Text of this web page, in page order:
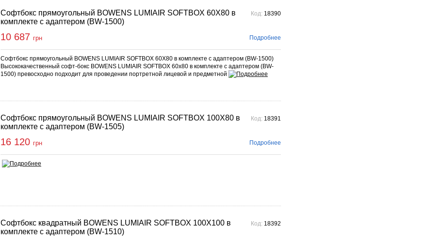
Софтбокс прямоугольный BOWENS LUMIAIR SOFTBOX 60X80 в
комплекте с адаптером (BW-1500)
Код: 18390
10 687 грн Подробнее
Софтбокс прямоугольный BOWENS LUMIAIR SOFTBOX 60X80 в комплекте с адаптером (BW-1500)
Высококачественный софт-бокс BOWENS LUMIAIR SOFTBOX 60x80 в комплекте с адаптером (BW-
1500) превосходно подходит для проведении портретной лицевой и предметной
Софтбокс прямоугольный BOWENS LUMIAIR SOFTBOX 100X80 в
комплекте с адаптером (BW-1505)
Код: 18391
16 120 грн Подробнее
Софтбокс квадратный BOWENS LUMIAIR SOFTBOX 100X100 в
комплекте с адаптером (BW-1510)
Код: 18392